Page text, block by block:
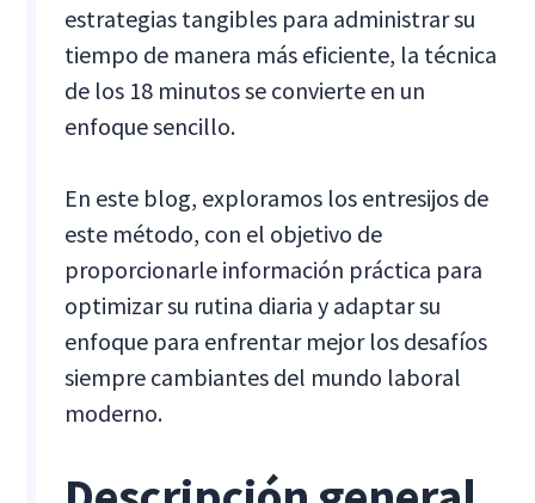
estrategias tangibles para administrar su
tiempo de manera más eficiente, la técnica
de los 18 minutos se convierte en un
enfoque sencillo.
En este blog, exploramos los entresijos de
este método, con el objetivo de
proporcionarle información práctica para
optimizar su rutina diaria y adaptar su
enfoque para enfrentar mejor los desafíos
siempre cambiantes del mundo laboral
moderno.